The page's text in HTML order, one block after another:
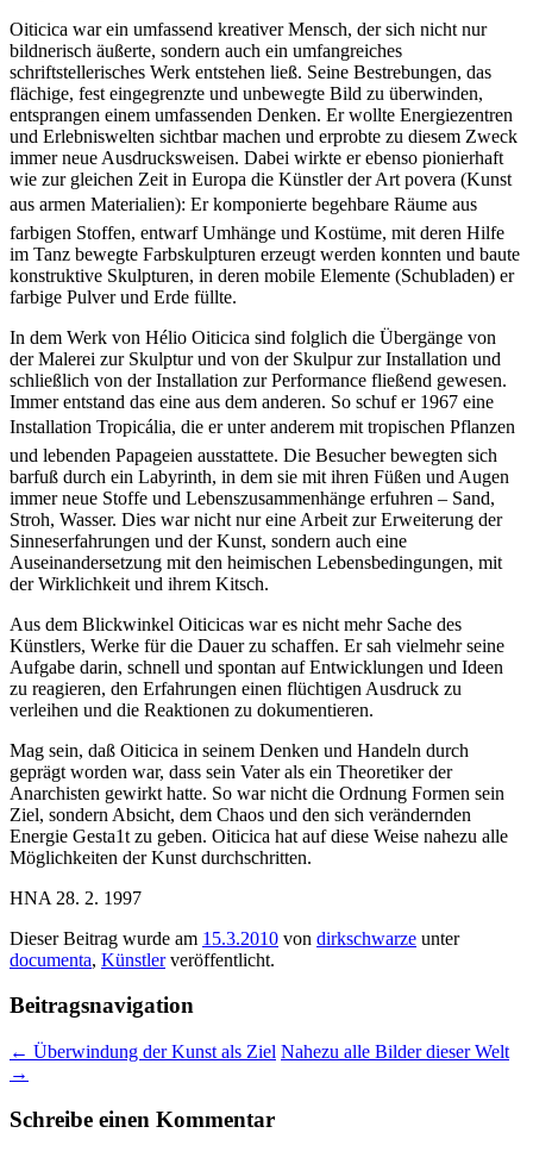
Oiticica war ein umfassend kreativer Mensch, der sich nicht nur
bildnerisch äußerte, sondern auch ein umfangreiches
schriftstellerisches Werk entstehen ließ. Seine Bestrebungen, das
flächige, fest eingegrenzte und unbewegte Bild zu überwinden,
entsprangen einem umfassenden Denken. Er wollte Energiezentren
und Erlebniswelten sichtbar machen und erprobte zu diesem Zweck
immer neue Ausdrucksweisen. Dabei wirkte er ebenso pionierhaft
wie zur gleichen Zeit in Europa die Künstler der Art povera (Kunst
aus armen Materialien): Er komponierte begehbare Räume aus
farbigen Stoffen, entwarf Umhänge und Kostüme, mit deren Hilfe
im Tanz bewegte Farbskulpturen erzeugt werden konnten und baute
konstruktive Skulpturen, in deren mobile Elemente (Schubladen) er
farbige Pulver und Erde füllte.
In dem Werk von Hélio Oiticica sind folglich die Übergänge von
der Malerei zur Skulptur und von der Skulpur zur Installation und
schließlich von der Installation zur Performance fließend gewesen.
Immer entstand das eine aus dem anderen. So schuf er 1967 eine
Installation Tropicália, die er unter anderem mit tropischen Pflanzen
und lebenden Papageien ausstattete. Die Besucher bewegten sich
barfuß durch ein Labyrinth, in dem sie mit ihren Füßen und Augen
immer neue Stoffe und Lebenszusammenhänge erfuhren – Sand,
Stroh, Wasser. Dies war nicht nur eine Arbeit zur Erweiterung der
Sinneserfahrungen und der Kunst, sondern auch eine
Auseinandersetzung mit den heimischen Lebensbedingungen, mit
der Wirklichkeit und ihrem Kitsch.
Aus dem Blickwinkel Oiticicas war es nicht mehr Sache des
Künstlers, Werke für die Dauer zu schaffen. Er sah vielmehr seine
Aufgabe darin, schnell und spontan auf Entwicklungen und Ideen
zu reagieren, den Erfahrungen einen flüchtigen Ausdruck zu
verleihen und die Reaktionen zu dokumentieren.
Mag sein, daß Oiticica in seinem Denken und Handeln durch
geprägt worden war, dass sein Vater als ein Theoretiker der
Anarchisten gewirkt hatte. So war nicht die Ordnung Formen sein
Ziel, sondern Absicht, dem Chaos und den sich verändernden
Energie Gesta1t zu geben. Oiticica hat auf diese Weise nahezu alle
Möglichkeiten der Kunst durchschritten.
HNA 28. 2. 1997
Dieser Beitrag wurde am 15.3.2010 von dirkschwarze unter
documenta, Künstlerveröffentlicht.
Beitragsnavigation
← Überwindung der Kunst als Ziel Nahezu alle Bilder dieser Welt
→
Schreibe einen Kommentar